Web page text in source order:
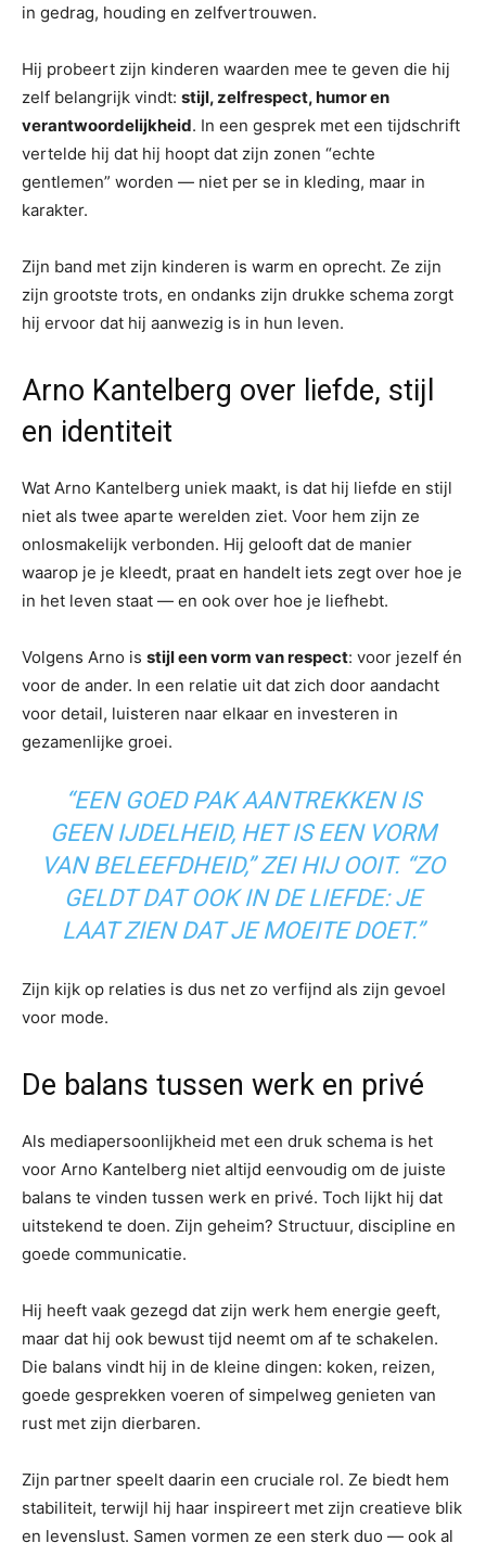
in gedrag, houding en zelfvertrouwen.
Hij probeert zijn kinderen waarden mee te geven die hij
zelf belangrijk vindt: stijl, zelfrespect, humor en
verantwoordelijkheid. In een gesprek met een tijdschrift
vertelde hij dat hij hoopt dat zijn zonen “echte
gentlemen” worden — niet per se in kleding, maar in
karakter.
Zijn band met zijn kinderen is warm en oprecht. Ze zijn
zijn grootste trots, en ondanks zijn drukke schema zorgt
hij ervoor dat hij aanwezig is in hun leven.
Arno Kantelberg over liefde, stijl
en identiteit
Wat Arno Kantelberg uniek maakt, is dat hij liefde en stijl
niet als twee aparte werelden ziet. Voor hem zijn ze
onlosmakelijk verbonden. Hij gelooft dat de manier
waarop je je kleedt, praat en handelt iets zegt over hoe je
in het leven staat — en ook over hoe je liefhebt.
Volgens Arno is stijl een vorm van respect: voor jezelf én
voor de ander. In een relatie uit dat zich door aandacht
voor detail, luisteren naar elkaar en investeren in
gezamenlijke groei.
“EEN GOED PAK AANTREKKEN IS
GEEN IJDELHEID, HET IS EEN VORM
VAN BELEEFDHEID,” ZEI HIJ OOIT. “ZO
GELDT DAT OOK IN DE LIEFDE: JE
LAAT ZIEN DAT JE MOEITE DOET.”
Zijn kijk op relaties is dus net zo verfijnd als zijn gevoel
voor mode.
De balans tussen werk en privé
Als mediapersoonlijkheid met een druk schema is het
voor Arno Kantelberg niet altijd eenvoudig om de juiste
balans te vinden tussen werk en privé. Toch lijkt hij dat
uitstekend te doen. Zijn geheim? Structuur, discipline en
goede communicatie.
Hij heeft vaak gezegd dat zijn werk hem energie geeft,
maar dat hij ook bewust tijd neemt om af te schakelen.
Die balans vindt hij in de kleine dingen: koken, reizen,
goede gesprekken voeren of simpelweg genieten van
rust met zijn dierbaren.
Zijn partner speelt daarin een cruciale rol. Ze biedt hem
stabiliteit, terwijl hij haar inspireert met zijn creatieve blik
en levenslust. Samen vormen ze een sterk duo — ook al